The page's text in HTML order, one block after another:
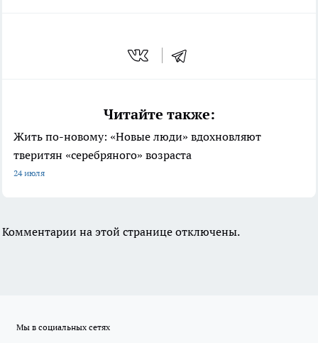
Читайте также:
Жить по-новому: «Новые люди» вдохновляют
тверитян «серебряного» возраста
24 июля
Комментарии на этой странице отключены.
Мы в социальных сетях